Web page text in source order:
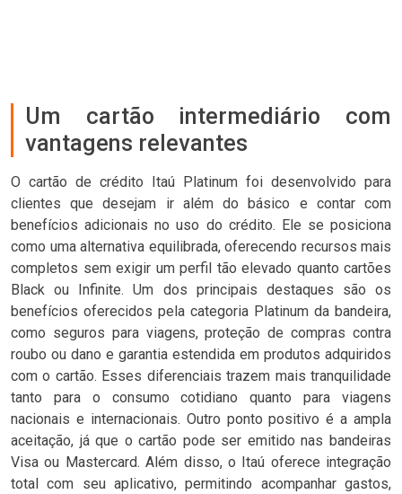
Um cartão intermediário com
vantagens relevantes
O cartão de crédito Itaú Platinum foi desenvolvido para
clientes que desejam ir além do básico e contar com
benefícios adicionais no uso do crédito. Ele se posiciona
como uma alternativa equilibrada, oferecendo recursos mais
completos sem exigir um perfil tão elevado quanto cartões
Black ou Infinite. Um dos principais destaques são os
benefícios oferecidos pela categoria Platinum da bandeira,
como seguros para viagens, proteção de compras contra
roubo ou dano e garantia estendida em produtos adquiridos
com o cartão. Esses diferenciais trazem mais tranquilidade
tanto para o consumo cotidiano quanto para viagens
nacionais e internacionais. Outro ponto positivo é a ampla
aceitação, já que o cartão pode ser emitido nas bandeiras
Visa ou Mastercard. Além disso, o Itaú oferece integração
total com seu aplicativo, permitindo acompanhar gastos,